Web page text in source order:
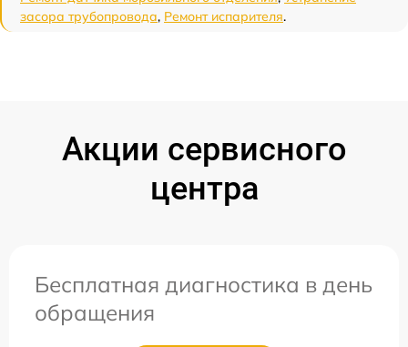
засора трубопровода, Ремонт испарителя.
Акции сервисного
центра
Бесплатная диагностика в день
обращения